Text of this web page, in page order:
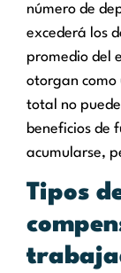
número de
excederá los
promedio del
otorgan como
total no
beneficios de
acumularse,
Tipos